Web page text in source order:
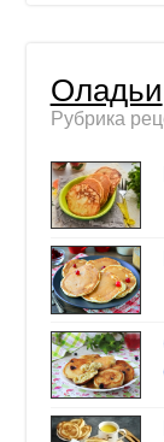
Оладьи
Рубрика